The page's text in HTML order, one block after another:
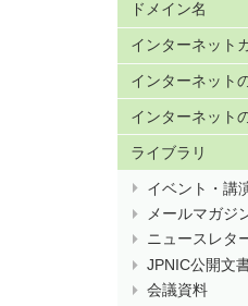
ドメイン名
インターネット
インターネット
インターネット
ライブラリ
イベント・講
メールマガジ
ニュースレタ
JPNIC公開文
会議資料